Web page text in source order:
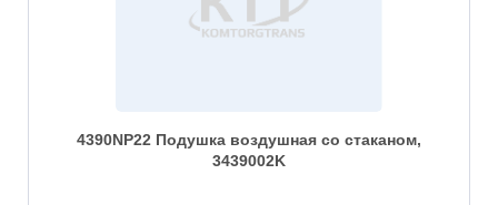
4390NP22 Подушка воздушная со стаканом,
3439002K